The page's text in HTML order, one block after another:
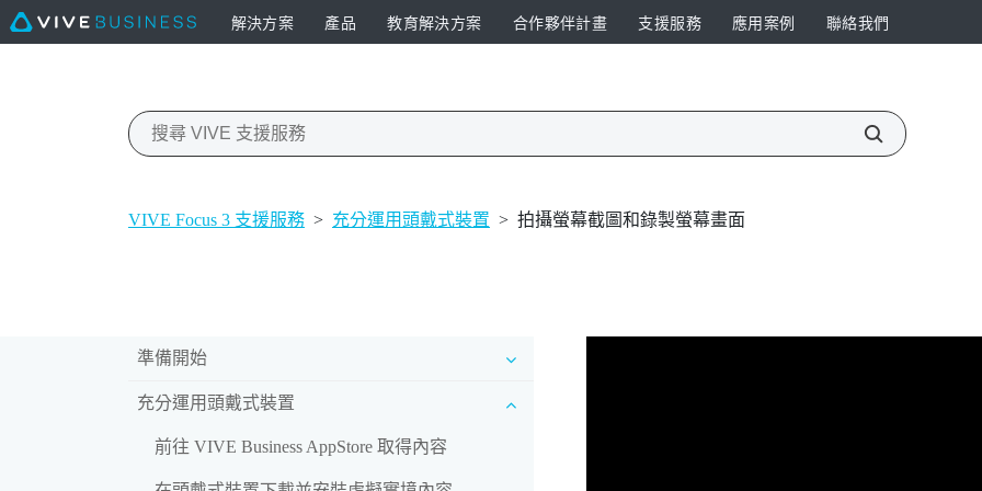
解決方案 產品 教育解決方案 合作夥伴計畫 支援服務 應用案例 聯絡我們
VIVE Focus 3 支援服務 > 充分運用頭戴式裝置 > 拍攝螢幕截圖和錄製螢幕畫面
準備開始
充分運用頭戴式裝置
前往 VIVE Business AppStore 取得內容